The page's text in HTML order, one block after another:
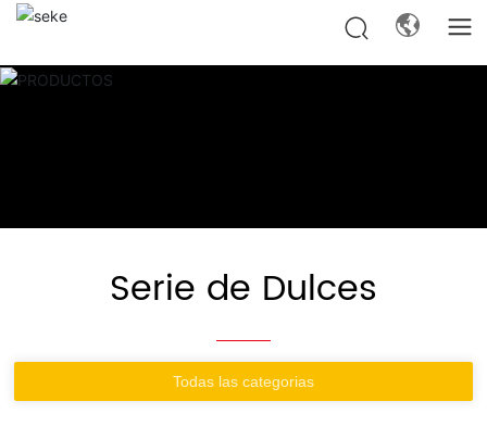
Serie de Dulces
Todas las categorias